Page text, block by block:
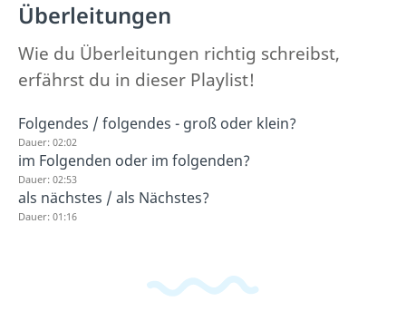
Überleitungen
Wie du Überleitungen richtig schreibst,
erfährst du in dieser Playlist!
Folgendes / folgendes - groß oder klein?
Dauer: 02:02
im Folgenden oder im folgenden?
Dauer: 02:53
als nächstes / als Nächstes?
Dauer: 01:16